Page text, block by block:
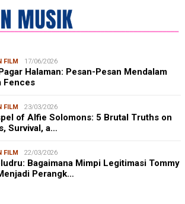
FILM 17/06/2026
Halaman: Pesan-Pesan Mendalam
Fences
FILM 23/03/2026
of Alfie Solomons: 5 Brutal Truths on
Survival, a…
FILM 22/03/2026
Bagaimana Mimpi Legitimasi Tommy
Perangk…